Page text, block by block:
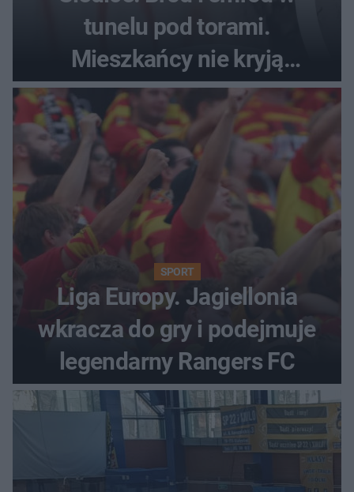
tunelu pod torami.
Mieszkańcy nie kryją
oburzenia!
SPORT
Liga Europy. Jagiellonia
wkracza do gry i podejmuje
legendarny Rangers FC